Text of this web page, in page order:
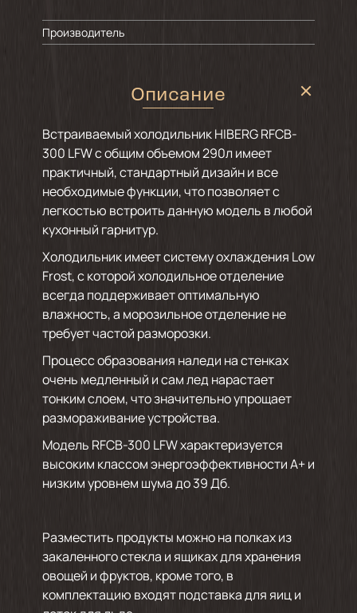
Производитель
Описание
Встраиваемый холодильник HIBERG RFCB-
300 LFW с общим объемом 290л имеет
практичный, стандартный дизайн и все
необходимые функции, что позволяет с
легкостью встроить данную модель в любой
кухонный гарнитур.
Холодильник имеет систему охлаждения Low
Frost, с которой холодильное отделение
всегда поддерживает оптимальную
влажность, а морозильное отделение не
требует частой разморозки.
Процесс образования наледи на стенках
очень медленный и сам лед нарастает
тонким слоем, что значительно упрощает
размораживание устройства.
Модель RFCB-300 LFW характеризуется
высоким классом энергоэффективности А+ и
низким уровнем шума до 39 Дб.
Разместить продукты можно на полках из
закаленного стекла и ящиках для хранения
овощей и фруктов, кроме того, в
комплектацию входят подставка для яиц и